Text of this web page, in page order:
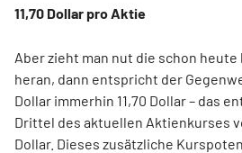
11,70 Dollar pro Aktie
Aber zieht man nut die schon
heran, dann entspricht der
Dollar immerhin 11,70 Dollar – das
Drittel des aktuellen Aktienkurses
Dollar. Dieses zusätzliche